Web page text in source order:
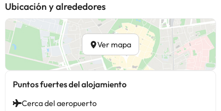
Ubicación y alrededores
Ver mapa
Puntos fuertes del alojamiento
Cerca del aeropuerto